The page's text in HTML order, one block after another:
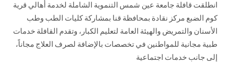
انطلقت قافلة جامعة عين شمس التنموية الشاملة لخدمة أهالي قرية
كوم الضبع مركز نقادة بمحافظة قنا بمشاركة كليات الطب وطب
الأسنان والتمريض والهيئة العامة لتعليم الكبار، وتقدم القافلة خدمات
طبية مجانية للمواطنين في تخصصات بالإضافة لصرف العلاج مجاناً،
إلى جانب خدمات اجتماعية